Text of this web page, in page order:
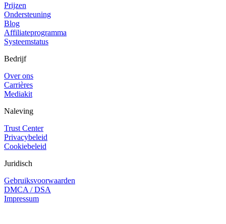
Prijzen
Ondersteuning
Blog
Affiliateprogramma
Systeemstatus
Bedrijf
Over ons
Carrières
Mediakit
Naleving
Trust Center
Privacybeleid
Cookiebeleid
Juridisch
Gebruiksvoorwaarden
DMCA / DSA
Impressum